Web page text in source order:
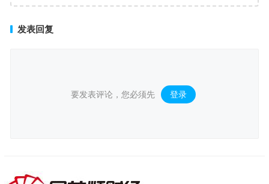
发表回复
要发表评论，您必须先 登录 。